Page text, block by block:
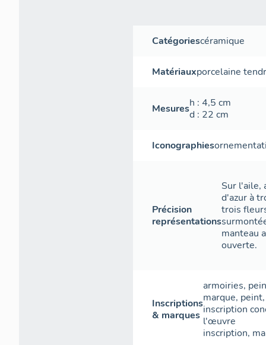
Catégoriescéramique
Matériauxporcelaine
Mesuresh : 4,5 cm
d : 22 cm
Iconographies
Précision
représentations
Sur l'aile,
d'azur à
trois
manteau
ouverte.
Inscriptions
& marques
armoiries,
marque, peint
inscription
l'œuvre
inscription,